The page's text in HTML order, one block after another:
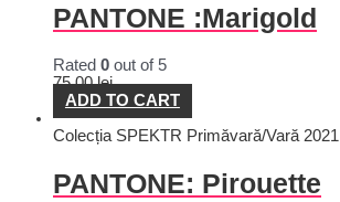
PANTONE :Marigold
Rated 0 out of 5
75,00lei
ADD TO CART
Colecția SPEKTR Primăvară/Vară 2021
PANTONE: Pirouette